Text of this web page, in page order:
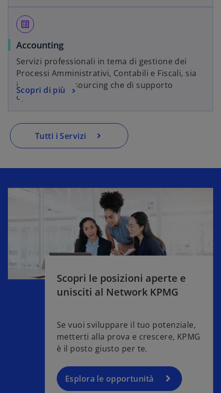
list_alt
Accounting
Servizi professionali in tema di gestione dei
Processi Amministrativi, Contabili e Fiscali, sia
in logica di outsourcing che di supporto
operativo.
Scopri di più
Tutti i Servizi
Scopri le posizioni aperte e
unisciti al Network KPMG
Se vuoi sviluppare il tuo potenziale,
metterti alla prova e crescere, KPMG
è il posto giusto per te.
Esplora le opportunità